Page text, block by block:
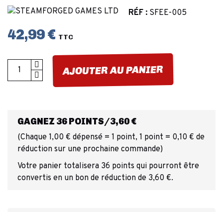
RÉF : SFEE-005
42,99 € TTC
AJOUTER AU PANIER
GAGNEZ 36 POINTS/3,60 €
(Chaque 1,00 € dépensé = 1 point, 1 point = 0,10 € de
réduction sur une prochaine commande)
Votre panier totalisera 36 points qui pourront être
convertis en un bon de réduction de 3,60 €.